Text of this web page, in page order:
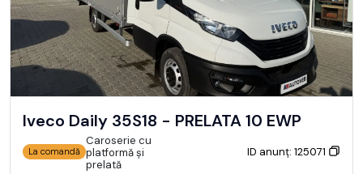
Iveco Daily 35S18 - PRELATA 10 EWP
La comandă
Caroserie cu
platformă și
prelată
ID anunț: 125071